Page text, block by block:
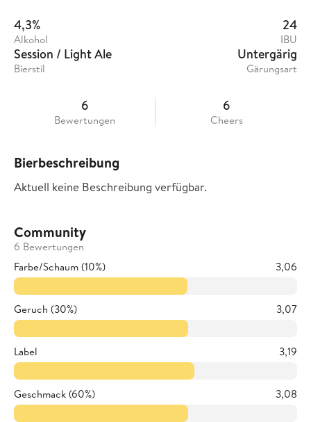
4,3%
Alkohol
24
IBU
Session / Light Ale
Bierstil
Untergärig
Gärungsart
6
Bewertungen
6
Cheers
Bierbeschreibung
Aktuell keine Beschreibung verfügbar.
Community
6 Bewertungen
Farbe/Schaum (10%)
3,06
Geruch (30%) 3,07
Label 3,19
Geschmack (60%) 3,08